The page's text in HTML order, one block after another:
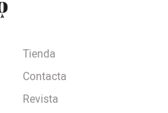
Tienda
Contacta
Revista